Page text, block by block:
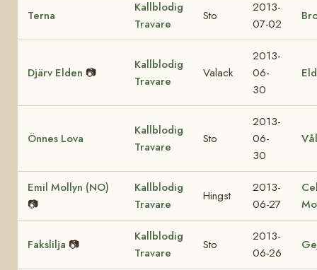
Terna
Kallblodig
Travare
Sto
2013-
07-02
Djärv Elden 📷
Kallblodig
Travare
Valack
2013-
06-
30
Önnes Lova
Kallblodig
Travare
Sto
2013-
06-
30
Emil Mollyn (NO)
📷
Kallblodig
Travare
Hingst
2013-
06-27
Fakslilja 📷
Kallblodig
Travare
Sto
2013-
06-26